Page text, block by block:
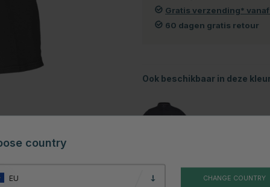
Gratis verzending*
60 dagen gratis retour
Ook beschikbaar in deze
country
EU CHANGE COUNTRY